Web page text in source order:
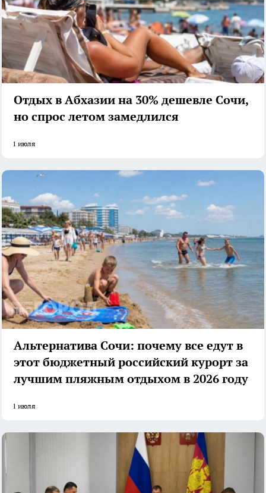
Отдых в Абхазии на 30% дешевле Сочи,
но спрос летом замедлился
1 июля
Альтернатива Сочи: почему все едут в
этот бюджетный российский курорт за
лучшим пляжным отдыхом в 2026 году
1 июля